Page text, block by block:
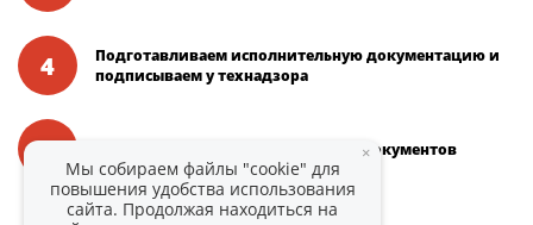
4
Подготавливаем исполнительную документацию и
подписываем у технадзора
5 Вы получаете подписанный пакет документов
×
Мы собираем файлы "cookie" для
повышения удобства использования
сайта. Продолжая находиться на